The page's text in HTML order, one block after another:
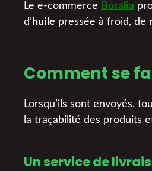
Le e-commerce Boralia
d’ huile pressée à froid, de
Comment se
Lorsqu’ils sont envoyés,
la traçabilité des produits
Un service de